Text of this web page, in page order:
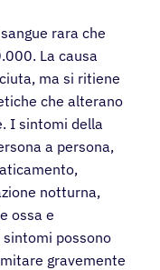
rara che
La causa
ma si ritiene
che alterano
I sintomi della
a persona,
notturna,
ossa e
possono
gravemente